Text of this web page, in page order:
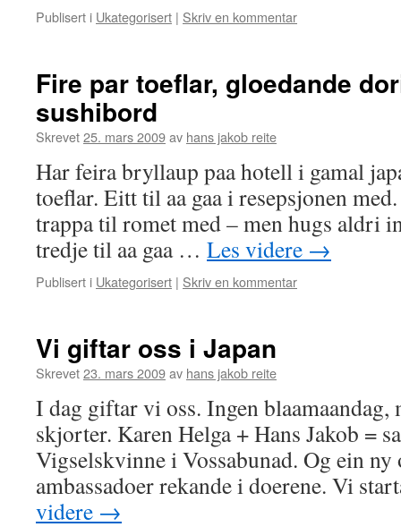
Publisert i Ukategorisert | Skriv en kommentar
Fire par toeflar, gloedande
sushibord
Skrevet25. mars 2009av hans jakob reite
Har feira bryllaup paa hotell i gamal
toeflar. Eitt til aa gaa i resepsjonen
trappa til romet med – men hugs aldri
tredje til aa gaa … Les videre →
Publisert i Ukategorisert | Skriv en kommentar
Vi giftar oss i Japan
Skrevet23. mars 2009av hans jakob reite
I dag giftar vi oss. Ingen blaamaandag,
skjorter. Karen Helga + Hans Jakob =
Vigselskvinne i Vossabunad. Og ein
ambassadoer rekande i doerene. Vi
videre →